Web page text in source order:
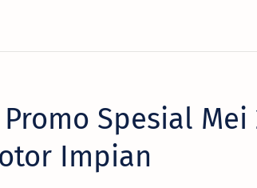
Spesial Mei
Impian